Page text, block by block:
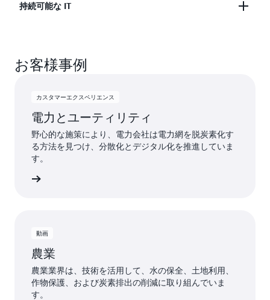
送コスト、および炭素排出量を削減します。
持続可能な IT
す。
お客様事例
カスタマーエクスペリエンス
電力とユーティリティ
野心的な施策により、電力会社は電力網を脱炭素化す
る方法を見つけ、分散化とデジタル化を推進していま
す。
動画
農業
農業業界は、技術を活用して、水の保全、土地利用、
作物保護、および炭素排出の削減に取り組んでいま
す。